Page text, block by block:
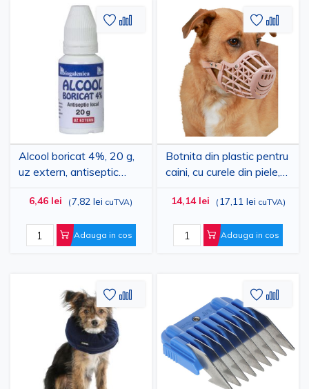
Alcool boricat 4%, 20 g,
uz extern, antiseptic
local pentru spalarea
plagilor infectate
6,46 lei (7,82 lei cuTVA)
Adauga in cos
Adaugati
Adaugati
comparare
Botnita din plastic pentru
caini, cu curele din piele,
diverse marimi
14,14 lei ( 17,11 lei cuTVA)
Adauga in cos
la
Lista
de
Dorinte
Adaugati
la
Lista
de
Dorinte
Adaugati
comparare
Lista
de
Dorinte